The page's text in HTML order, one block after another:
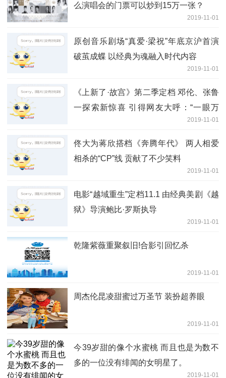
么演唱会的门票可以炒到15万一张？
2019-11-01
原创音乐剧场“真爱·梁祝”年底京沪首演
破茧成蝶 以经典为魂融入时代内容
2019-11-01
《上新了·故宫》第二季定档 邓伦、张鲁
一探索新惊喜 引得网友大呼：“一眼万
2019-11-01
佟大为蒋欣搭档《奔腾年代》 两人相爱
相杀的“CP”线 贡献了不少笑料
2019-11-01
电影“越域重生”定档11.1 由经典美剧《越
狱》导演鲍比·罗斯执导
2019-11-01
乾隆紫薇重聚叙旧!合影引回忆杀
2019-11-01
周杰伦昆凌甜蜜过万圣节 装扮超养眼
2019-11-01
今39岁甜的像个水蜜桃 而且也是为数不
多的一位没有绯闻的女明星了。
2019-11-01